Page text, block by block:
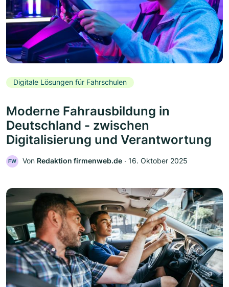
Digitale Lösungen für Fahrschulen
Moderne Fahrausbildung in
Deutschland - zwischen
Digitalisierung und Verantwortung
FW Von Redaktion firmenweb.de ‧ 16. Oktober 2025